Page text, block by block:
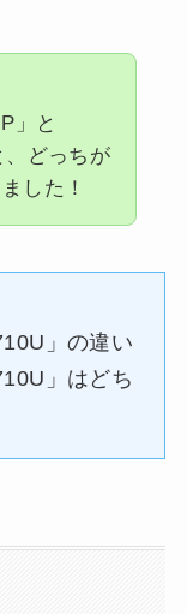
」と
、どっちが
した！
」の違い
」はどち